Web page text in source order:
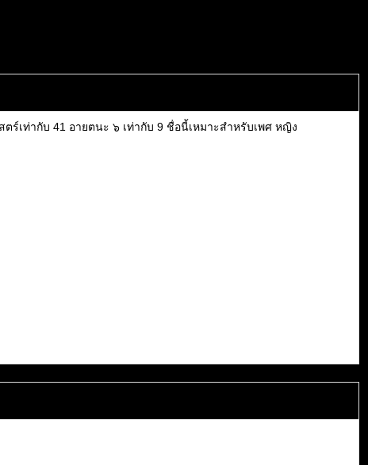
เท่ากับ 41 อายตนะ ๖ เท่ากับ 9 ชื่อนี้เหมาะสำหรับเพศ หญิง